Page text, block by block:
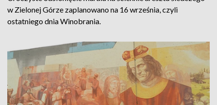
w Zielonej Górze zaplanowano na 16 września, czyli
ostatniego dnia Winobrania.